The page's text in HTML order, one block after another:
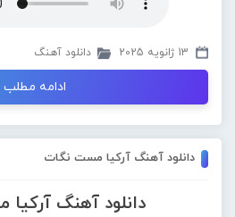
13 ژانویه 2025 دانلود آهنگ
ادامه مطلب
دانلود آهنگ آرکیا مست نگات
دانلود آهنگ